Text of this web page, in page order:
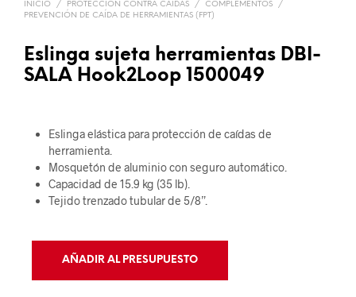
INICIO / PROTECCIÓN CONTRA CAÍDAS / COMPLEMENTOS
/
PREVENCIÓN DE CAÍDA DE HERRAMIENTAS (FPT)
Eslinga sujeta herramientas DBI-
SALA Hook2Loop 1500049
Eslinga elástica para protección de caídas de
herramienta.
Mosquetón de aluminio con seguro automático.
Capacidad de 15.9 kg (35 lb).
Tejido trenzado tubular de 5/8”.
AÑADIR AL PRESUPUESTO